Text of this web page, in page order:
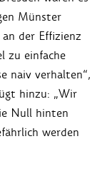
Münster
der Effizienz
zu einfache
naiv verhalten“,
hinzu: „Wir
Null hinten
werden